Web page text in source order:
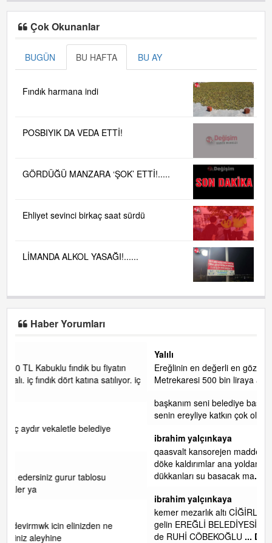
Çok Okunanlar
BUGÜN BU HAFTA BU AY
Fındık harmana indi
POSBIYIK DA VEDA ETTİ!
GÖRDÜĞÜ MANZARA ‘ŞOK’ ETTİ!.....
Ehliyet sevinci birkaç saat sürdü
LİMANDA ALKOL YASAĞI!......
Haber Yorumları
Ereğlinin en değerli en gözde yeri yalı caddesi ve çevresidir.
Metrekaresi 500 bin liraya alamazsın.
başkanım seni belediye başkanlığında da görmek isteriz
senin ereyliye katkın çok oldu daha da olacaktır
ibrahim yalçınkaya
qaasvalt kansorejen madde mahalle aralarında asvalt döke
döke kaldırımlar ana yoldan aşağıda kaldı bi yağmurda
dükkanları su basacak ma
... DEVAMI
ibrahim yalçınkaya
kemer mezarlık altı CİĞİRLİK deniz kenarına giden yola
gelin EREĞLİ BELEDİYESİ o boruları zamanında tüm ereğli
de RUHİ CÖBEKOĞLU
... DEVAMI